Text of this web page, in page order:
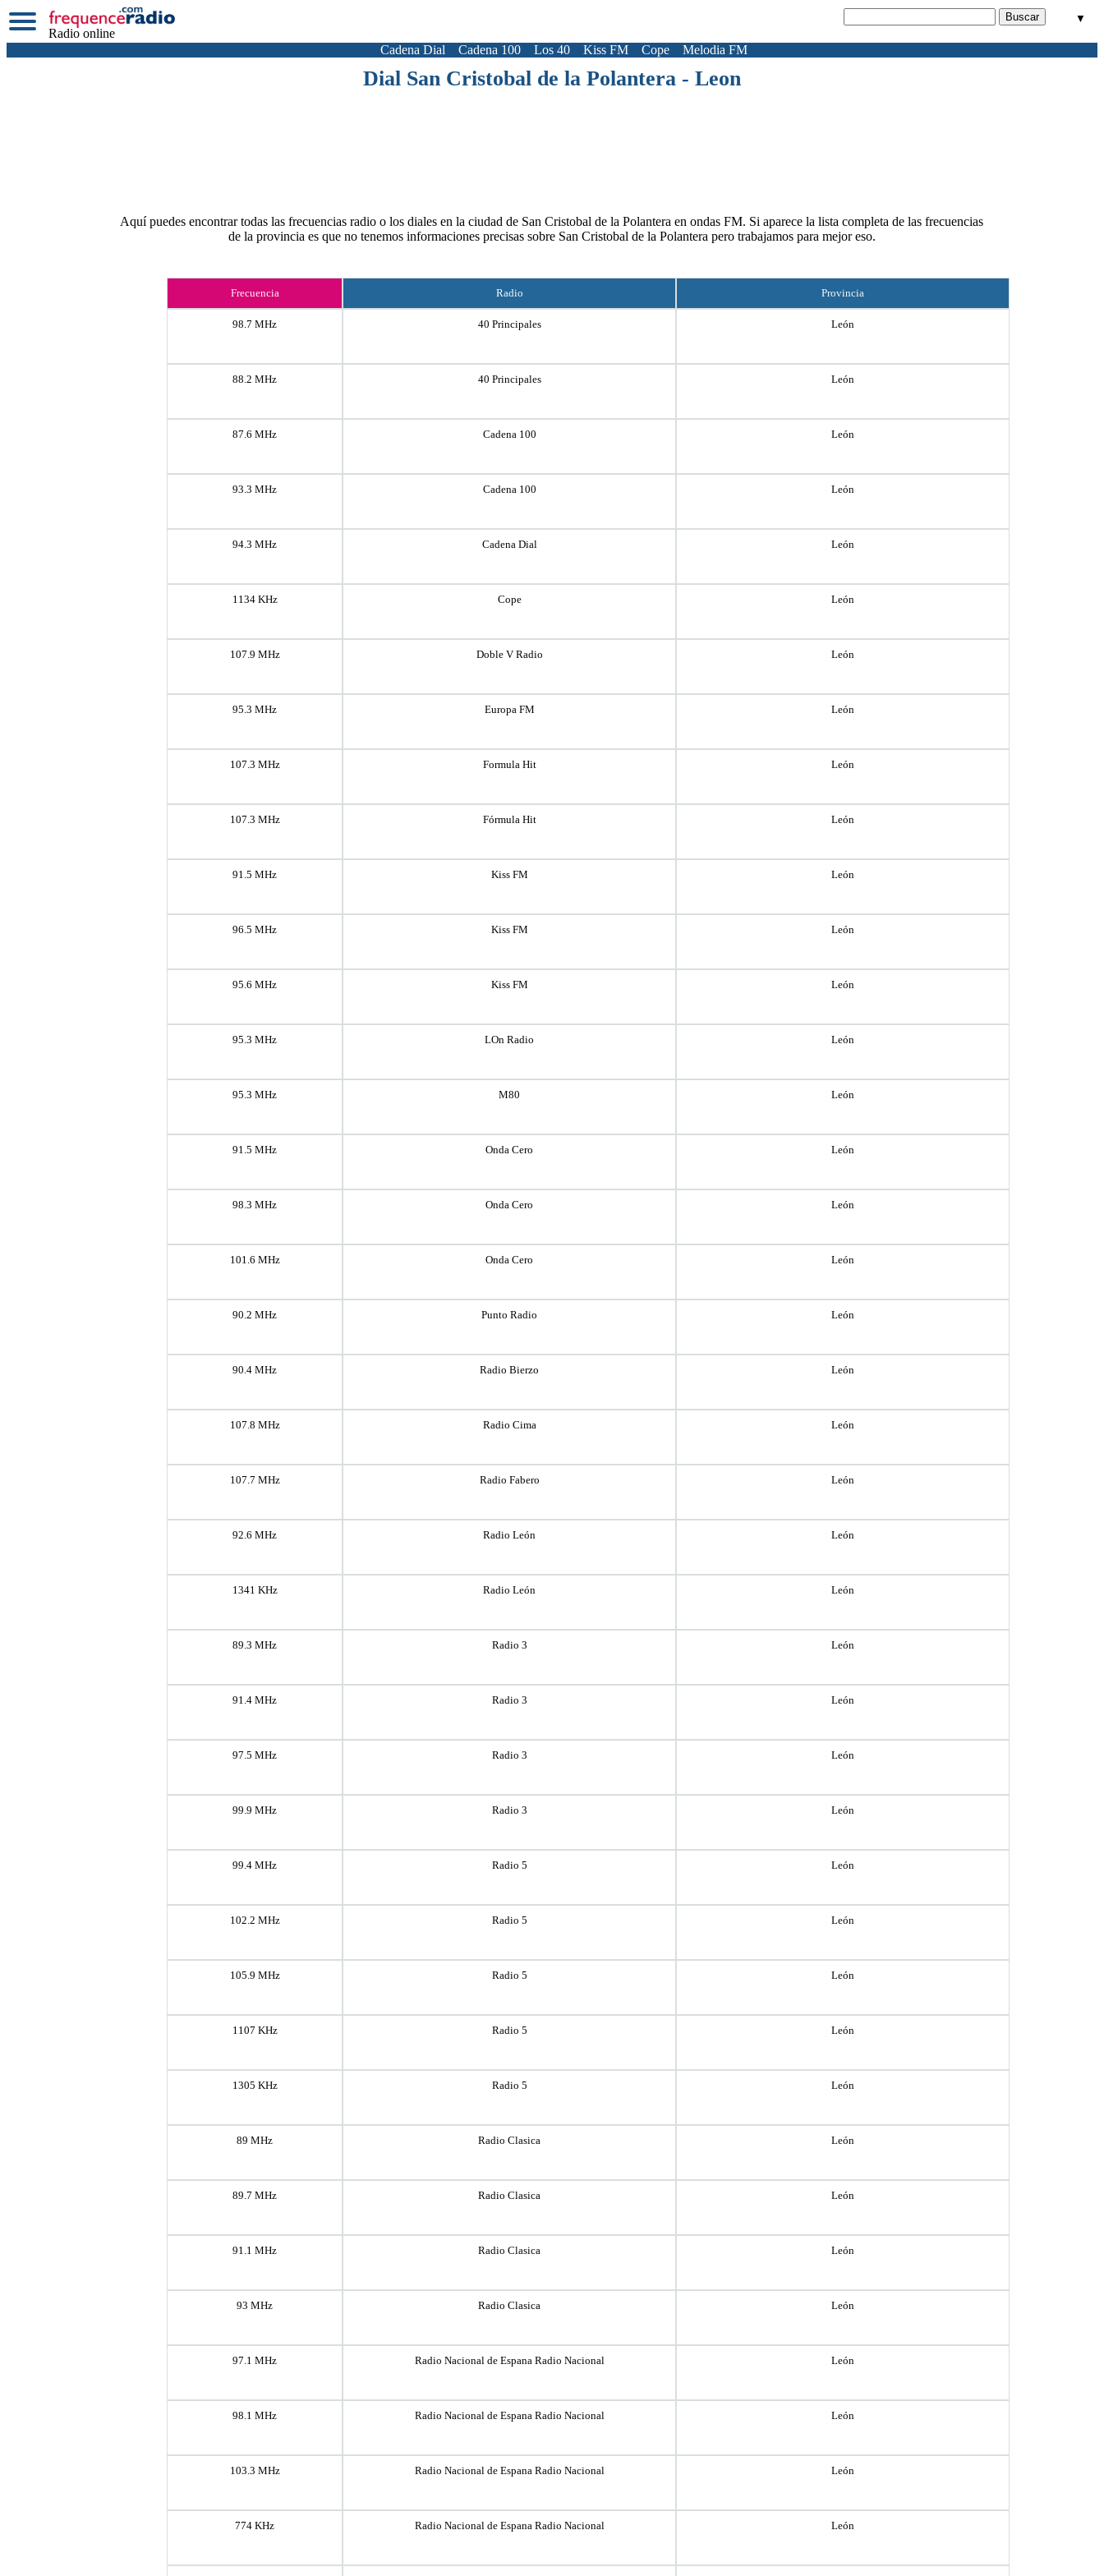
Radio online
▼
Cadena Dial Cadena 100 Los 40 Kiss FM Cope Melodia FM
Dial San Cristobal de la Polantera - Leon
Aquí puedes encontrar todas las frecuencias radio o los diales en la ciudad de San Cristobal de la Polantera en ondas FM. Si aparece la lista completa de las frecuencias
de la provincia es que no tenemos informaciones precisas sobre San Cristobal de la Polantera pero trabajamos para mejor eso.
Frecuencia Radio Provincia
98.7 MHz 40 Principales León
88.2 MHz 40 Principales León
87.6 MHz Cadena 100 León
93.3 MHz Cadena 100 León
94.3 MHz Cadena Dial León
1134 KHz Cope León
107.9 MHz Doble V Radio León
95.3 MHz Europa FM León
107.3 MHz Formula Hit León
107.3 MHz Fórmula Hit León
91.5 MHz Kiss FM León
96.5 MHz Kiss FM León
95.6 MHz Kiss FM León
95.3 MHz LOn Radio León
95.3 MHz M80 León
91.5 MHz Onda Cero León
98.3 MHz Onda Cero León
101.6 MHz Onda Cero León
90.2 MHz Punto Radio León
90.4 MHz Radio Bierzo León
107.8 MHz Radio Cima León
107.7 MHz Radio Fabero León
92.6 MHz Radio León León
1341 KHz Radio León León
89.3 MHz Radio 3 León
91.4 MHz Radio 3 León
97.5 MHz Radio 3 León
99.9 MHz Radio 3 León
99.4 MHz Radio 5 León
102.2 MHz Radio 5 León
105.9 MHz Radio 5 León
1107 KHz Radio 5 León
1305 KHz Radio 5 León
89 MHz Radio Clasica León
89.7 MHz Radio Clasica León
91.1 MHz Radio Clasica León
93 MHz Radio Clasica León
97.1 MHz Radio Nacional de Espana Radio Nacional León
98.1 MHz Radio Nacional de Espana Radio Nacional León
103.3 MHz Radio Nacional de Espana Radio Nacional León
774 KHz Radio Nacional de Espana Radio Nacional León